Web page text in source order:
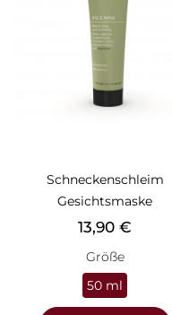
Schneckenschleim
Gesichtsmaske
Preis
13,90 €
Größe
50 ml